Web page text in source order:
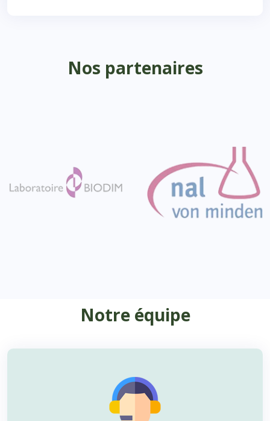
Nos partenaires
Notre équipe